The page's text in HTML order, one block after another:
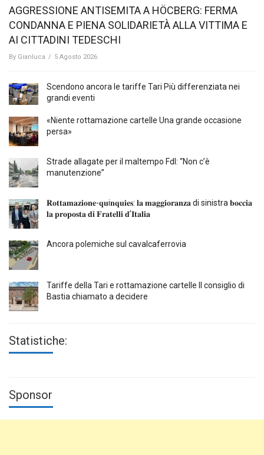
AGGRESSIONE ANTISEMITA A HÖCBERG: FERMA
CONDANNA E PIENA SOLIDARIETÀ ALLA VITTIMA E
AI CITTADINI TEDESCHI
By Gianluca / 5 Agosto 2026
Scendono ancora le tariffe Tari Più differenziata nei
grandi eventi
«Niente rottamazione cartelle Una grande occasione
persa»
Strade allagate per il maltempo FdI: “Non c’è
manutenzione”
𝐑𝐨𝐭𝐭𝐚𝐦𝐚𝐳𝐢𝐨𝐧𝐞-𝐪𝐮i𝐧𝐪𝐮𝐢𝐞𝐬: 𝐥𝐚 𝐦𝐚𝐠𝐠𝐢𝐨𝐫𝐚𝐧𝐳𝐚 di sinistra 𝐛𝐨𝐜𝐜𝐢𝐚
𝐥𝐚 𝐩𝐫𝐨𝐩𝐨𝐬𝐭𝐚 𝐝𝐢 𝐅𝐫𝐚𝐭𝐞𝐥𝐥𝐢 𝐝’𝐈𝐭𝐚𝐥𝐢𝐚
Ancora polemiche sul cavalcaferrovia
Tariffe della Tari e rottamazione cartelle Il consiglio di
Bastia chiamato a decidere
Statistiche:
Sponsor